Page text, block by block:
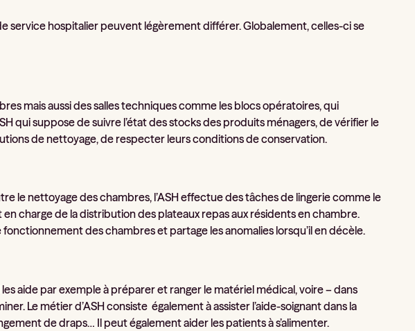
service hospitalier peuvent légèrement différer. Globalement, celles-ci se
mais aussi des salles techniques comme les blocs opératoires, qui
qui suppose de suivre l’état des stocks des produits ménagers, de vérifier le
de nettoyage, de respecter leurs conditions de conservation.
le nettoyage des chambres, l’ASH effectue des tâches de lingerie comme le
charge de la distribution des plateaux repas aux résidents en chambre.
des chambres et partage les anomalies lorsqu’il en décèle.
les aide par exemple à préparer et ranger le matériel médical, voire – dans
Le métier d’ASH consiste également à assister l’aide-soignant dans la
de draps… Il peut également aider les patients à s’alimenter.